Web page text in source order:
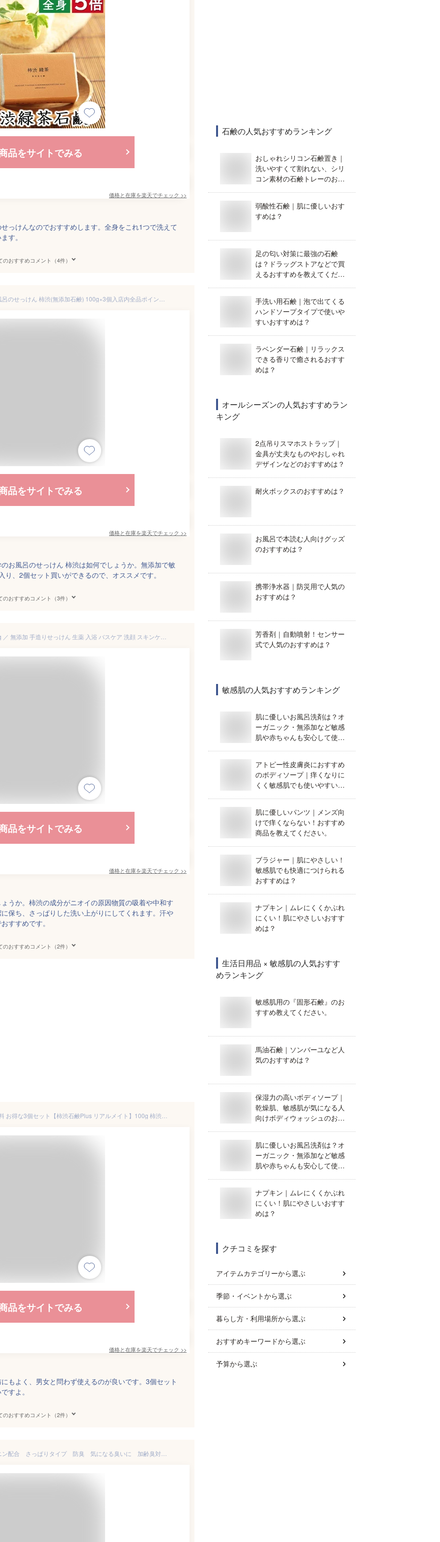
品をサイトでみる
価格と在庫を楽天でチェック >>
っけんなのでおすすめします。全身をこれ1つで洗えて
す。
のおすすめコメント（4件）
品をサイトでみる
価格と在庫を楽天でチェック >>
お風呂のせっけん 柿渋は如何でしょうか。無添加で敏
、2個セット買いができるので、オススメです。
のおすすめコメント（3件）
品をサイトでみる
価格と在庫を楽天でチェック >>
うか。柿渋の成分がニオイの原因物質の吸着や中和す
保ち、さっぱりした洗い上がりにしてくれます。汗や
すすめです。
のおすすめコメント（2件）
品をサイトでみる
価格と在庫を楽天でチェック >>
もよく、男女と問わず使えるのが良いです。3個セット
すよ。
のおすすめコメント（2件）
石鹸の人気おすすめランキング
おしゃれシリコン石鹸置き｜
洗いやすくて割れない、シリ
コン素材の石鹸トレーのおす
弱酸性石鹸｜肌に優しいおす
すめは？
足の匂い対策に最強の石鹸
は？ドラッグストアなどで買
えるおすすめを教えてくださ
手洗い用石鹸｜泡で出てくる
ハンドソープタイプで使いや
すいおすすめは？
ラベンダー石鹸｜リラックス
できる香りで癒されるおすす
めは？
オールシーズンの人気おすすめラン
キング
2点吊りスマホストラップ｜
金具が丈夫なものやおしゃれ
デザインなどのおすすめは？
耐火ボックスのおすすめは？
お風呂で本読む人向けグッズ
のおすすめは？
携帯浄水器｜防災用で人気の
おすすめは？
芳香剤｜自動噴射！センサー
式で人気のおすすめは？
敏感肌の人気おすすめランキング
肌に優しいお風呂洗剤は？オ
ーガニック・無添加など敏感
肌や赤ちゃんも安心して使え
アトピー性皮膚炎におすすめ
のボディソープ｜痒くなりに
くく敏感肌でも使いやすいも
肌に優しいパンツ｜メンズ向
けで痒くならない！おすすめ
商品を教えてください。
ブラジャー｜肌にやさしい！
敏感肌でも快適につけられる
おすすめは？
ナプキン｜ムレにくくかぶれ
にくい！肌にやさしいおすす
めは？
生活日用品 × 敏感肌の人気おすす
めランキング
敏感肌用の『固形石鹸』のお
すすめ教えてください。
馬油石鹸｜ソンバーユなど人
気のおすすめは？
保湿力の高いボディソープ｜
乾燥肌、敏感肌が気になる人
向けボディウォッシュのおす
肌に優しいお風呂洗剤は？オ
ーガニック・無添加など敏感
肌や赤ちゃんも安心して使え
ナプキン｜ムレにくくかぶれ
にくい！肌にやさしいおすす
めは？
クチコミを探す
アイテムカテゴリーから選ぶ
季節・イベントから選ぶ
暮らし方・利用場所から選ぶ
おすすめキーワードから選ぶ
予算から選ぶ